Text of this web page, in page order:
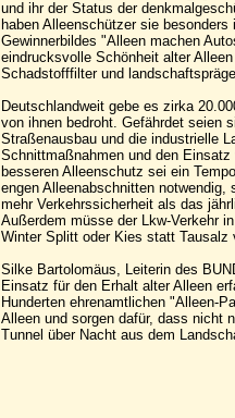
und ihr der Status der
haben Alleenschützer sie
Gewinnerbildes "Alleen machen
eindrucksvolle Schönheit alter
Schadstofffilter und
Deutschlandweit gebe es zirka
von ihnen bedroht. Gefährdet seien
Straßenausbau und die industrielle
Schnittmaßnahmen und den
besseren Alleenschutz sei ein
engen Alleenabschnitten
mehr Verkehrssicherheit als das
Außerdem müsse der Lkw-Verkehr
Winter Splitt oder Kies statt Tausalz
Silke Bartolomäus, Leiterin des
Einsatz für den Erhalt alter Alleen
Hunderten ehrenamtlichen "Alleen-
Alleen und sorgen dafür, dass nicht
Tunnel über Nacht aus dem